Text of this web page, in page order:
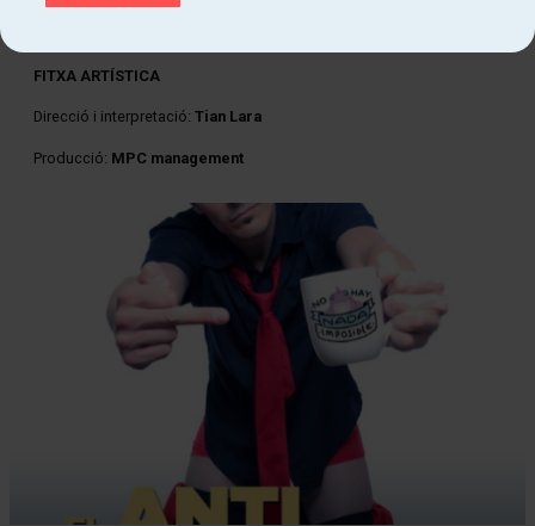
Castellà
FITXA ARTÍSTICA
Direcció i interpretació: Tian Lara
Producció: MPC management